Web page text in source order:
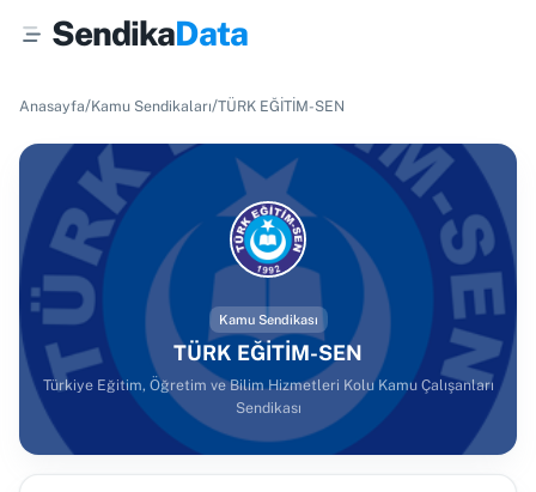
SendikaData
Anasayfa/Kamu Sendikaları/TÜRK EĞİTİM-SEN
Kamu Sendikası
TÜRK EĞİTİM-SEN
Türkiye Eğitim, Öğretim ve Bilim Hizmetleri Kolu Kamu Çalışanları
Sendikası